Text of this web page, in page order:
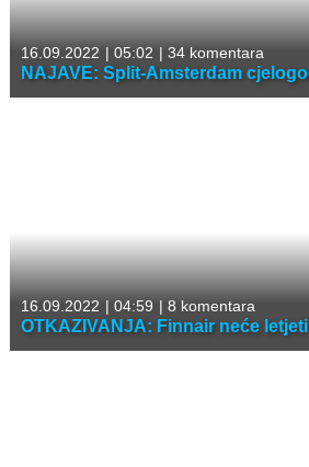
16.09.2022 | 05:02 | 34 komentara
NAJAVE: Split-Amsterdam
16.09.2022 | 04:59 | 8 komentara
OTKAZIVANJA: Finnair neće